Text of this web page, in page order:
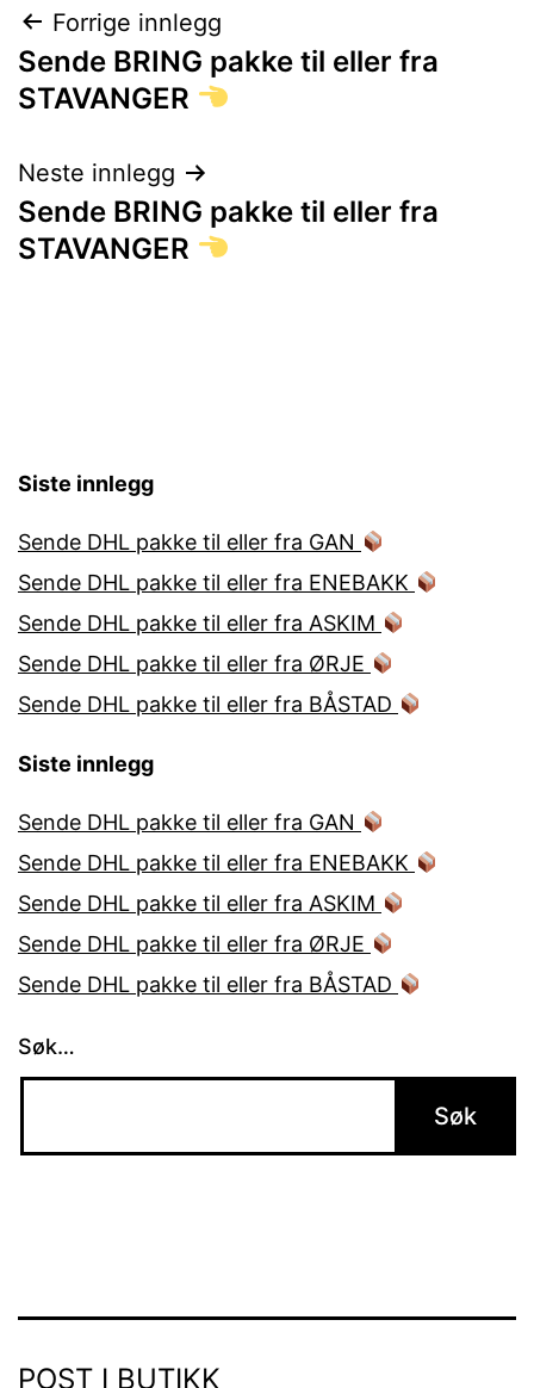
Innleggsnavigasjon
Forrige innlegg
Sende BRING pakke til eller fra
STAVANGER
Neste innlegg
Sende BRING pakke til eller fra
STAVANGER
Siste innlegg
Sende DHL pakke til eller fra GAN
Sende DHL pakke til eller fra ENEBAKK
Sende DHL pakke til eller fra ASKIM
Sende DHL pakke til eller fra ØRJE
Sende DHL pakke til eller fra BÅSTAD
Siste innlegg
Sende DHL pakke til eller fra GAN
Sende DHL pakke til eller fra ENEBAKK
Sende DHL pakke til eller fra ASKIM
Sende DHL pakke til eller fra ØRJE
Sende DHL pakke til eller fra BÅSTAD
Søk…
POST I BUTIKK